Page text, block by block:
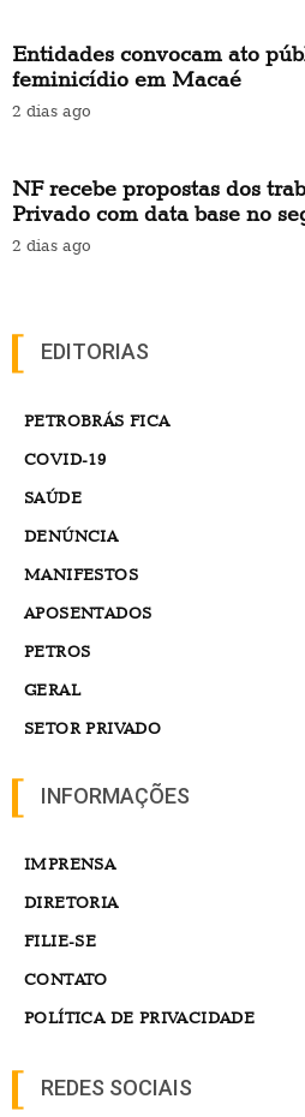
Entidades convocam ato
feminicídio em Macaé
2 dias ago
NF recebe propostas dos
Privado com data base no
2 dias ago
EDITORIAS
PETROBRÁS FICA
COVID-19
SAÚDE
DENÚNCIA
MANIFESTOS
APOSENTADOS
PETROS
GERAL
SETOR PRIVADO
INFORMAÇÕES
IMPRENSA
DIRETORIA
FILIE-SE
CONTATO
POLÍTICA DE PRIVACIDADE
REDES SOCIAIS